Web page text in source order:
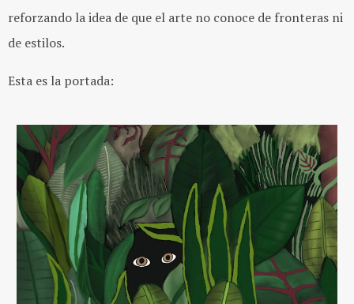
reforzando la idea de que el arte no conoce de fronteras ni
de estilos.
Esta es la portada: